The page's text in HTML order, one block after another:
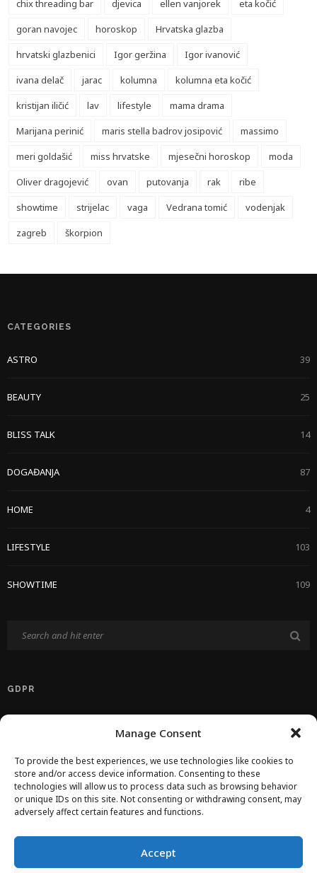
Manage Consent
To provide the best experiences, we use technologies like cookies to
store and/or access device information. Consenting to these
technologies will allow us to process data such as browsing behavior
or unique IDs on this site. Not consenting or withdrawing consent, may
adversely affect certain features and functions.
Accept
chix threading bar
djevica ellen vanjorek
eta kočić
goran navojec
horoskop
Hrvatska glazba
hrvatski glazbenici
Igor geržina
Igor ivanović
ivana delač
jarac kolumna
kolumna eta kočić
kristijan iličić
lav lifestyle
mama drama
Marijana perinić
maris stella badrov josipović
massimo
meri goldašić
miss hrvatske mjesečni horoskop
moda
Oliver dragojević
ovan putovanja rak
ribe
showtime
strijelac vaga Vedrana tomić
vodenjak
zagreb
škorpion
CATEGORIES
ASTRO 39
BEAUTY 25
BLISS TALK 14
DOGAĐANJA 87
HOME 4
LIFESTYLE 103
SHOWTIME 109
GDPR
Politika O Kolačićima
Uvjeti Korištenja
IMPRESSUM